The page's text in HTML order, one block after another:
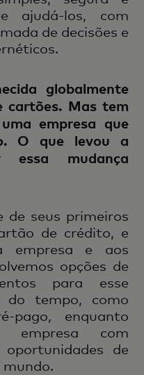
ajudá-los, com
de decisões e
globalmente
cartões. Mas tem
empresa que
O que levou a
essa mudança
seus primeiros
de crédito, e
empresa e aos
opções de
para esse
do tempo, como
pago, enquanto
empresa com
de